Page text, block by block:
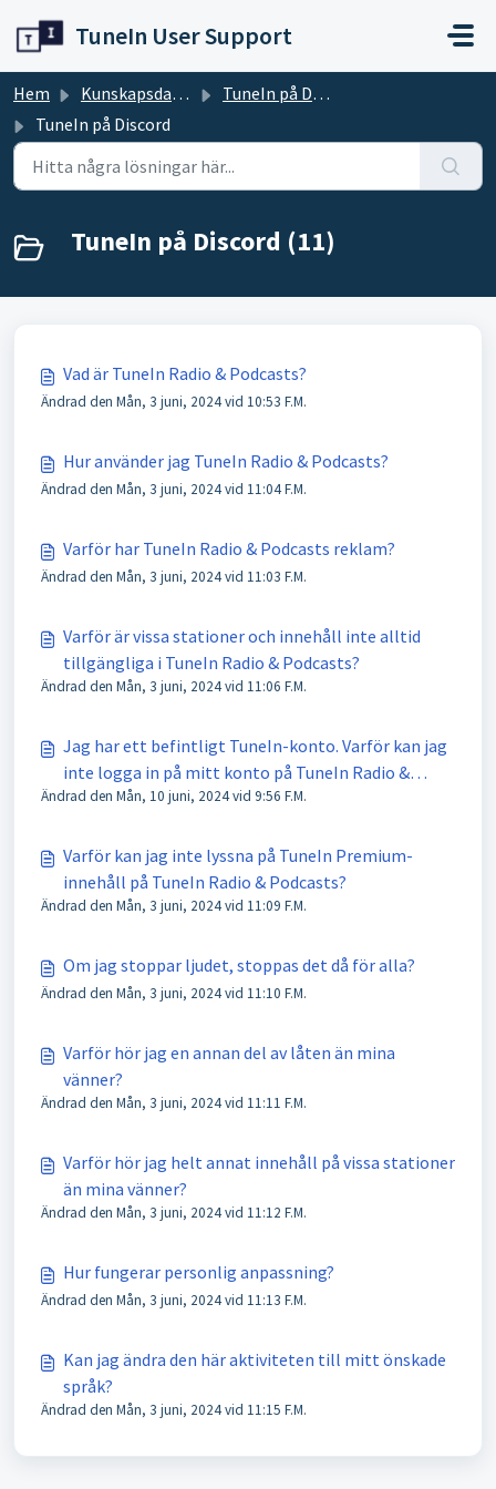
TuneIn User Support
Hem Kunskapsdatabas
TuneIn på Discord
TuneIn på Discord
TuneIn på Discord (11)
Vad är TuneIn Radio & Podcasts?
Ändrad den Mån, 3 juni, 2024 vid 10:53 F.M.
Hur använder jag TuneIn Radio & Podcasts?
Ändrad den Mån, 3 juni, 2024 vid 11:04 F.M.
Varför har TuneIn Radio & Podcasts reklam?
Ändrad den Mån, 3 juni, 2024 vid 11:03 F.M.
Varför är vissa stationer och innehåll inte alltid
tillgängliga i TuneIn Radio & Podcasts?
Ändrad den Mån, 3 juni, 2024 vid 11:06 F.M.
Jag har ett befintligt TuneIn-konto. Varför kan jag
inte logga in på mitt konto på TuneIn Radio &
Podcasts?
Ändrad den Mån, 10 juni, 2024 vid 9:56 F.M.
Varför kan jag inte lyssna på TuneIn Premium-
innehåll på TuneIn Radio & Podcasts?
Ändrad den Mån, 3 juni, 2024 vid 11:09 F.M.
Om jag stoppar ljudet, stoppas det då för alla?
Ändrad den Mån, 3 juni, 2024 vid 11:10 F.M.
Varför hör jag en annan del av låten än mina
vänner?
Ändrad den Mån, 3 juni, 2024 vid 11:11 F.M.
Varför hör jag helt annat innehåll på vissa stationer
än mina vänner?
Ändrad den Mån, 3 juni, 2024 vid 11:12 F.M.
Hur fungerar personlig anpassning?
Ändrad den Mån, 3 juni, 2024 vid 11:13 F.M.
Kan jag ändra den här aktiviteten till mitt önskade
språk?
Ändrad den Mån, 3 juni, 2024 vid 11:15 F.M.